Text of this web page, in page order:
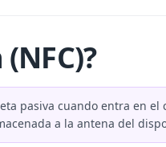
pasiva cuando entra en
a la antena del